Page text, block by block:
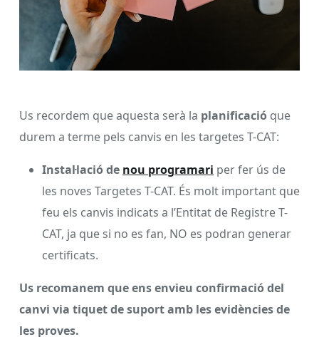
Us recordem que aquesta serà la planificació que
durem a terme pels canvis en les targetes T-CAT:
Instal·lació de nou programari per fer ús de
les noves Targetes T-CAT. És molt important que
feu els canvis indicats a l’Entitat de Registre T-
CAT, ja que si no es fan, NO es podran generar
certificats.
Us recomanem que ens envieu confirmació del
canvi via tiquet de suport amb les evidències de
les proves.